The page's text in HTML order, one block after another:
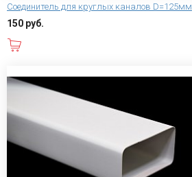
Соединитель для круглых каналов D=125мм
150 руб.